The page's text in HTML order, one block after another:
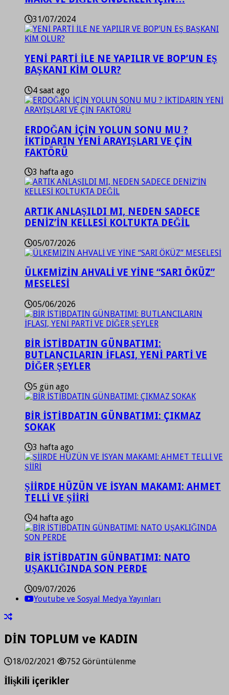
31/07/2024
YENİ PARTİ İLE NE YAPILIR VE BOP’UN EŞ
BAŞKANI KİM OLUR?
4 saat ago
ERDOĞAN İÇİN YOLUN SONU MU ?
İKTİDARIN YENİ ARAYIŞLARI VE ÇİN
FAKTÖRÜ
3 hafta ago
ARTIK ANLAŞILDI MI, NEDEN SADECE
DENİZ’İN KELLESİ KOLTUKTA DEĞİL
05/07/2026
ÜLKEMİZİN AHVALİ VE YİNE “SARI ÖKÜZ”
MESELESİ
05/06/2026
BİR İSTİBDATIN GÜNBATIMI:
BUTLANCILARIN İFLASI, YENİ PARTİ VE
DİĞER ŞEYLER
5 gün ago
BİR İSTİBDATIN GÜNBATIMI: ÇIKMAZ
SOKAK
3 hafta ago
ŞİİRDE HÜZÜN VE İSYAN MAKAMI: AHMET
TELLİ VE ŞİİRİ
4 hafta ago
BİR İSTİBDATIN GÜNBATIMI: NATO
UŞAKLIĞINDA SON PERDE
09/07/2026
Youtube ve Sosyal Medya Yayınları
DİN TOPLUM ve KADIN
18/02/2021 752 Görüntülenme
İlişkili içerikler